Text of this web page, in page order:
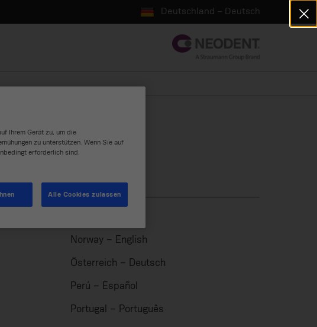
Deutschland – Deutsch
Norway – English
Österreich – Deutsch
Perú – Español
Portugal – Português
Ihrem Gerät zu, um die
zu unterstützen. Wenn Sie auf
erforderlich sind.
Alle Cookies zulassen